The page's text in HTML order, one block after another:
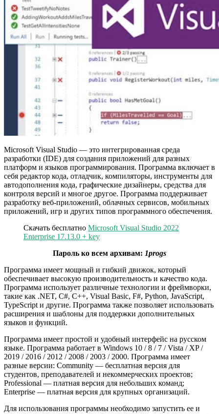
Microsoft Visual Studio — это интегрированная среда
разработки (IDE) для создания приложений для разных
платформ и языков программирования. Программа включает в
себя редактор кода, отладчик, компиляторы, инструменты для
автодополнения кода, графические дизайнеры, средства для
контроля версий и многое другое. Программа поддерживает
разработку веб-приложений, облачных сервисов, мобильных
приложений, игр и других типов программного обеспечения.
Скачать бесплатно Microsoft Visual Studio 2022
Enterprise 17.13.0 + key
Пароль ко всем архивам: 1progs
Программа имеет мощный и гибкий движок, который
обеспечивает высокую производительность и качество кода.
Программа использует различные технологии и фреймворки,
такие как .NET, C#, C++, Visual Basic, F#, Python, JavaScript,
TypeScript и другие. Программа также позволяет использовать
расширения и шаблоны для поддержки дополнительных
языков и функций.
Программа имеет простой и удобный интерфейс на русском
языке. Программа работает в Windows 10 / 8 / 7 / Vista / XP /
2019 / 2016 / 2012 / 2008 / 2003 / 2000. Программа имеет
разные версии: Community — бесплатная версия для
студентов, преподавателей и некоммерческих проектов;
Professional — платная версия для небольших команд;
Enterprise — платная версия для крупных организаций.
Для использования программы необходимо запустить ее и